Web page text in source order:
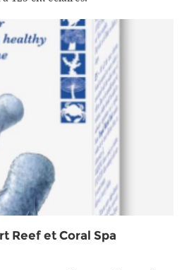
Reef et Coral Spa